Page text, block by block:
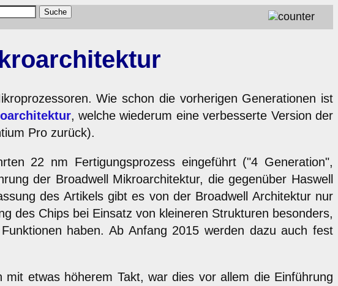
Wie schon die vorherigen Generationen ist
, welche wiederum eine verbesserte Version der
Pro zurück).
22 nm Fertigungsprozess eingeführt ("4 Generation",
der Broadwell Mikroarchitektur, die gegenüber Haswell
des Artikels gibt es von der Broadwell Architektur nur
des Chips bei Einsatz von kleineren Strukturen besonders,
haben. Ab Anfang 2015 werden dazu auch fest
etwas höherem Takt, war dies vor allem die Einführung